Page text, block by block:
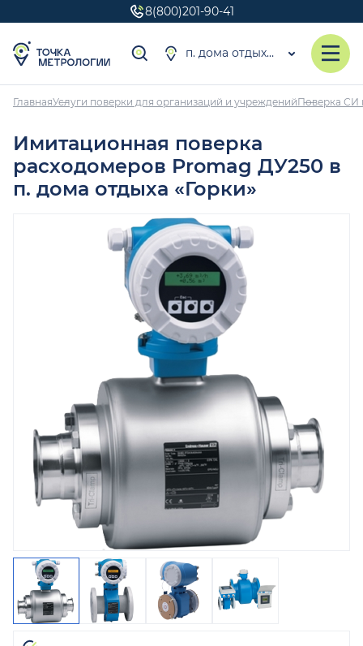
8(800)201-90-41
п. дома отдыха «Горки»
ГлавнаяУслуги поверки для организаций и учрежденийПоверка СИ
Имитационная поверка
расходомеров Promag ДУ250 в
п. дома отдыха «Горки»